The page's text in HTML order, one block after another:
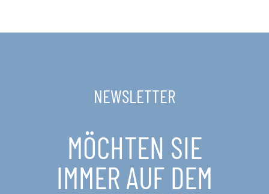
NEWSLETTER
MÖCHTEN SIE
IMMER AUF DEM